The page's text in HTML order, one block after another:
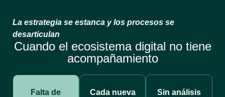
La estrategia se estanca y los procesos se
desarticulan
Cuando el ecosistema digital no tiene
acompañamiento
Falta de
Cada nueva
Sin análisis